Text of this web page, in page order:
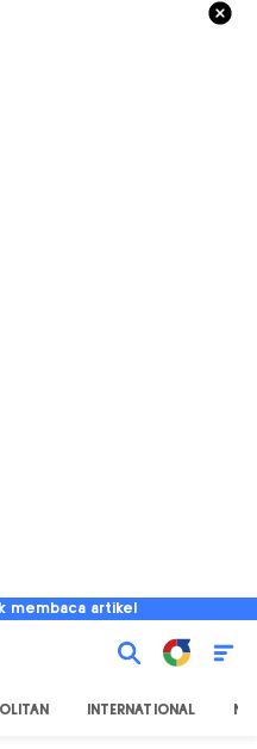
membaca artikel
INTERNATIONAL